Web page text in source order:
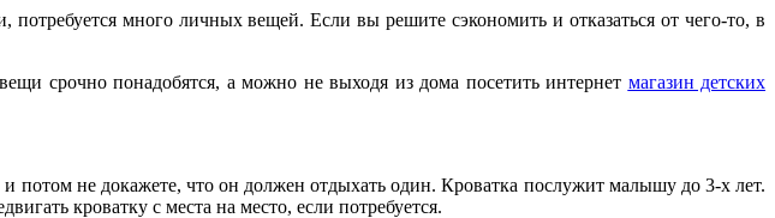
много личных вещей. Если вы решите сэкономить и отказаться от чего-то, в
срочно понадобятся, а можно не выходя из дома посетить интернет магазин детских
потом не докажете, что он должен отдыхать один. Кроватка послужит малышу до 3-х лет.
кроватку с места на место, если потребуется.